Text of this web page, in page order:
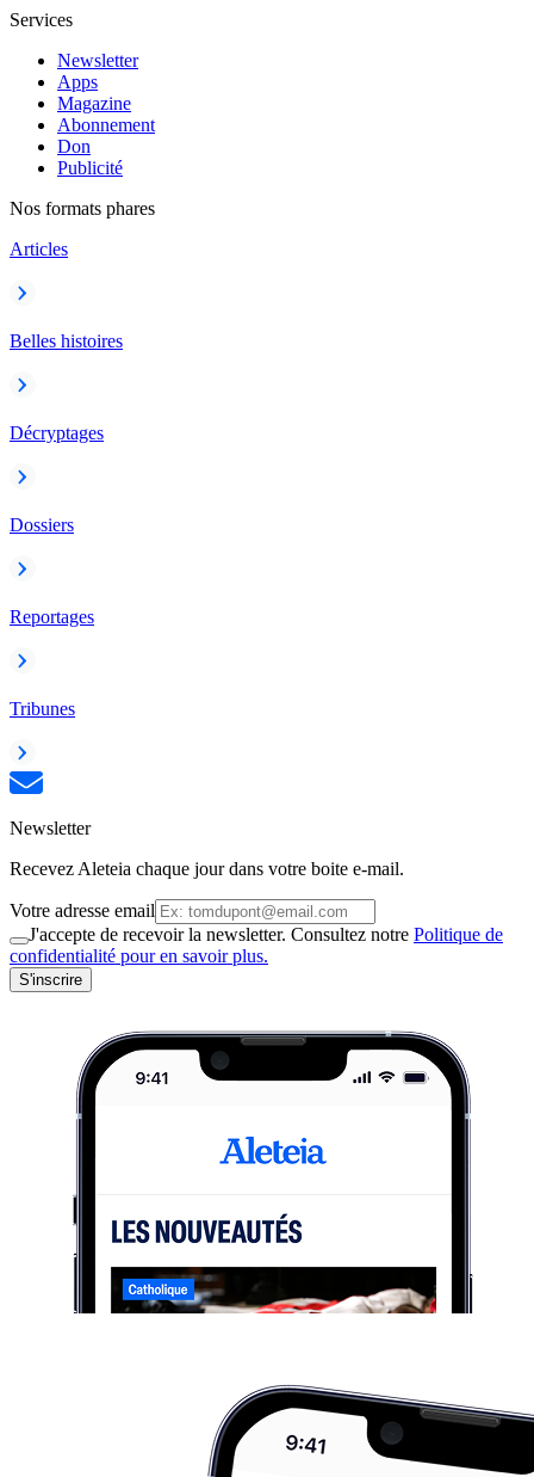
Services
Newsletter
Apps
Magazine
Abonnement
Don
Publicité
Nos formats phares
Articles
Belles histoires
Décryptages
Dossiers
Reportages
Tribunes
Newsletter
Recevez Aleteia chaque jour dans votre boite e-mail.
Votre adresse email
J'accepte de recevoir la newsletter. Consultez notre Politique de
confidentialité pour en savoir plus.
S'inscrire